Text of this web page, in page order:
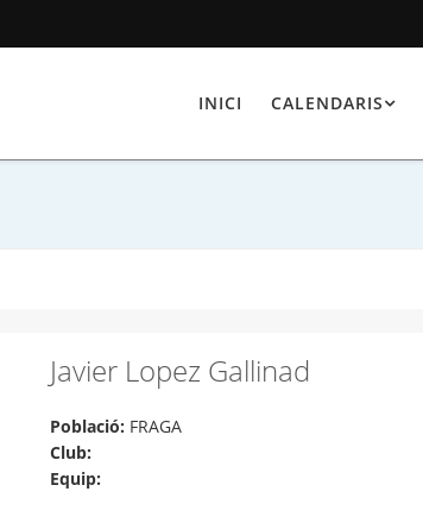
INICI CALENDARIS
Javier Lopez Gallinad
Població: FRAGA
Club:
Equip: